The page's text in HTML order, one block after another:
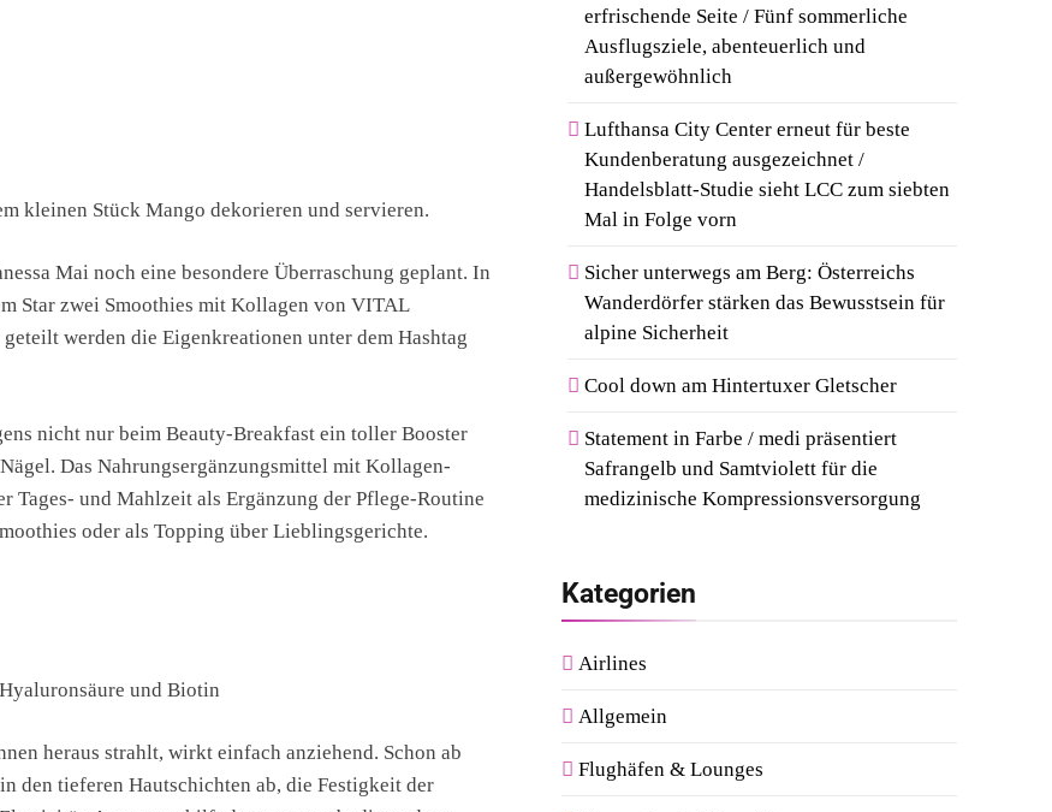
kleinen Stück Mango dekorieren und servieren.
Mai noch eine besondere Überraschung geplant. In
Star zwei Smoothies mit Kollagen von VITAL
werden die Eigenkreationen unter dem Hashtag
nicht nur beim Beauty-Breakfast ein toller Booster
Das Nahrungsergänzungsmittel mit Kollagen-
Tages- und Mahlzeit als Ergänzung der Pflege-Routine
oder als Topping über Lieblingsgerichte.
und Biotin
heraus strahlt, wirkt einfach anziehend. Schon ab
den tieferen Hautschichten ab, die Festigkeit der
erfrischende Seite / Fünf sommerliche
Ausflugsziele, abenteuerlich und
außergewöhnlich
Lufthansa City Center erneut für beste
Kundenberatung ausgezeichnet /
Handelsblatt-Studie sieht LCC zum siebten
Mal in Folge vorn
Sicher unterwegs am Berg: Österreichs
Wanderdörfer stärken das Bewusstsein für
alpine Sicherheit
Cool down am Hintertuxer Gletscher
Statement in Farbe / medi präsentiert
Safrangelb und Samtviolett für die
medizinische Kompressionsversorgung
Kategorien
Airlines
Allgemein
Flughäfen & Lounges